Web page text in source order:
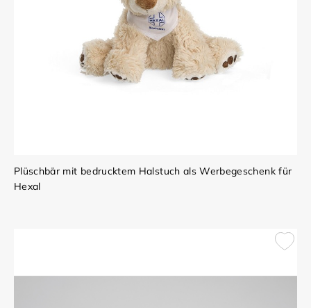
Plüschbär mit bedrucktem Halstuch als Werbegeschenk für
Hexal